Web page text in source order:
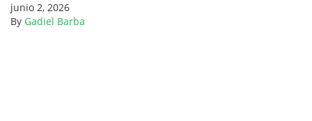
junio 2, 2026
By Gadiel Barba